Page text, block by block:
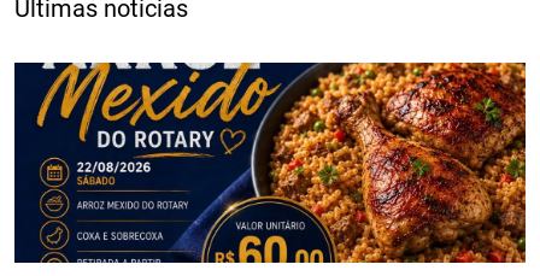
Últimas notícias